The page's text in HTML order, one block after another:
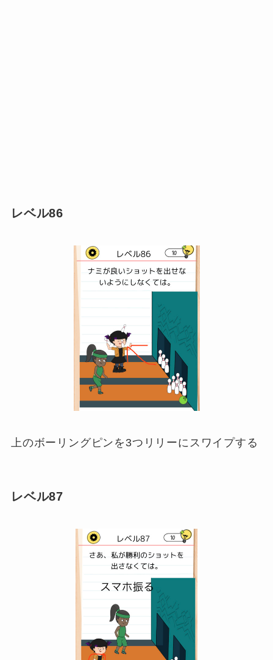
レベル86
上のボーリングピンを3つリリーにスワイプする
レベル87